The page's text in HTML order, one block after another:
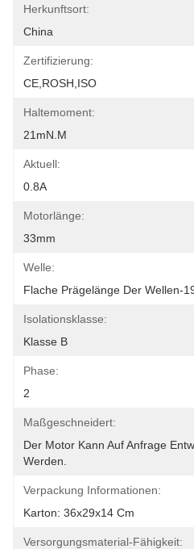
Herkunftsort:
China
Zertifizierung:
CE,ROSH,ISO
Haltemoment:
21mN.m
Aktuell:
0.8A
Motorlänge:
33mm
Welle:
Flache Prägelänge Der Wellen-
Isolationsklasse:
Klasse B
Phase:
2
Maßgeschneidert:
Der Motor Kann Auf Anfrage
Werden.
Verpackung Informationen:
Karton: 36x29x14 Cm
Versorgungsmaterial-Fähigkeit: